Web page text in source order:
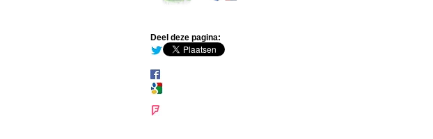
Deel deze pagina: